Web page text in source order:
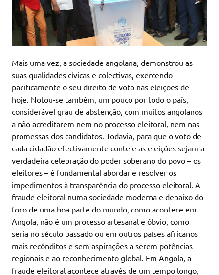
Mais uma vez, a sociedade angolana, demonstrou as
suas qualidades cívicas e colectivas, exercendo
pacificamente o seu direito de voto nas eleições de
hoje. Notou-se também, um pouco por todo o país,
considerável grau de abstenção, com muitos angolanos
a não acreditarem nem no processo eleitoral, nem nas
promessas dos candidatos. Todavia, para que o voto de
cada cidadão efectivamente conte e as eleições sejam a
verdadeira celebração do poder soberano do povo – os
eleitores – é fundamental abordar e resolver os
impedimentos à transparência do processo eleitoral. A
fraude eleitoral numa sociedade moderna e debaixo do
foco de uma boa parte do mundo, como acontece em
Angola, não é um processo artesanal e óbvio, como
seria no século passado ou em outros países africanos
mais recônditos e sem aspirações a serem potências
regionais e ao reconhecimento global. Em Angola, a
fraude eleitoral acontece através de um tempo longo,